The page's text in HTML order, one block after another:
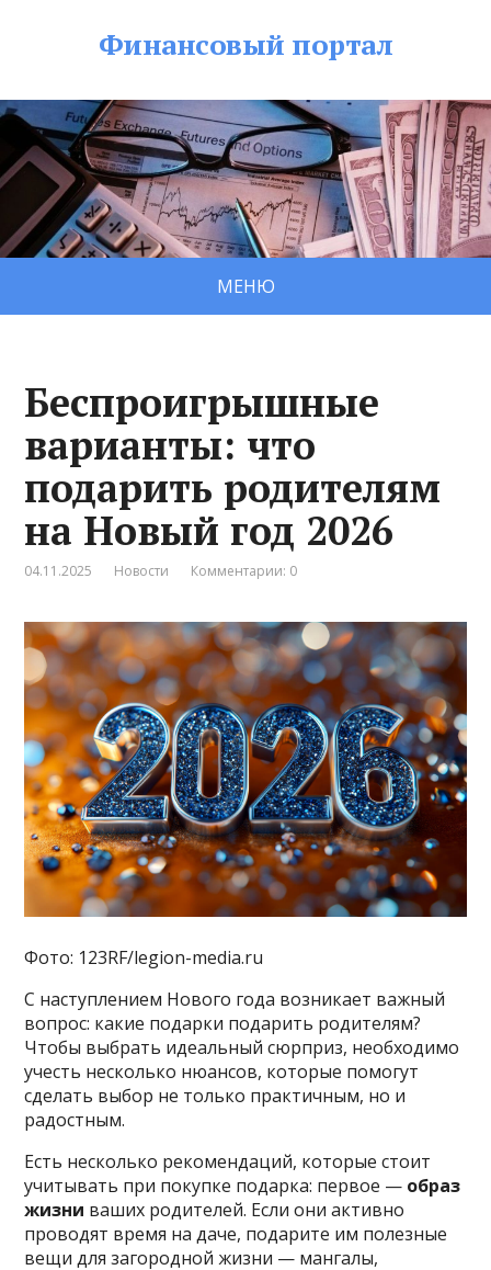
Финансовый портал
МЕНЮ
Беспроигрышные
варианты: что
подарить родителям
на Новый год 2026
04.11.2025 Новости Комментарии: 0
Фото: 123RF/legion-media.ru
С наступлением Нового года возникает важный
вопрос: какие подарки подарить родителям?
Чтобы выбрать идеальный сюрприз, необходимо
учесть несколько нюансов, которые помогут
сделать выбор не только практичным, но и
радостным.
Есть несколько рекомендаций, которые стоит
учитывать при покупке подарка: первое — образ
жизни ваших родителей. Если они активно
проводят время на даче, подарите им полезные
вещи для загородной жизни — мангалы,